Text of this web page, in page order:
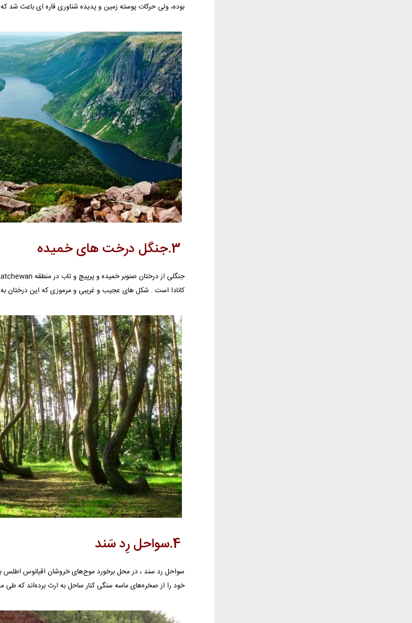
بوده، ولی حرکات پوسته زمین و پدیده شناوری قاره ای باعث شد
جنگل درخت های خمیده
جنگلی از درختان صنوبر خمیده و پرپیچ و تاب در منطقه
کانادا است . شکل های عجیب و غریبی و مرموزی که این درختان به
سواحل رد سند ، در محل برخورد موج‌های خروشان اقیانوس اطلس
خود را از صخره‌های ماسه سنگی کنار ساحل به ارث برده‌اند که طی